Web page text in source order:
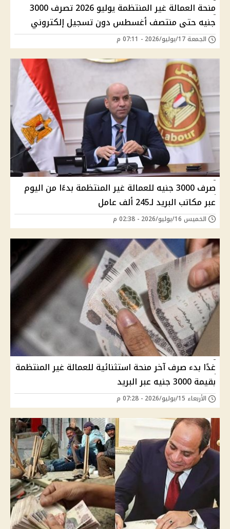
منحة العمالة غير المنتظمة يوليو 2026 تصرف 3000
جنيه حتى منتصف أغسطس دون تسجيل إلكتروني
الجمعة 17/يوليو/2026 - 07:11 م
صرف 3000 جنيه للعمالة غير المنتظمة بدءًا من اليوم
عبر مكاتب البريد لـ245 ألف عامل
الخميس 16/يوليو/2026 - 02:38 م
غدًا بدء صرف آخر منحة استثنائية للعمالة غير المنتظمة
بقيمة 3000 جنيه عبر البريد
الأربعاء 15/يوليو/2026 - 07:28 م